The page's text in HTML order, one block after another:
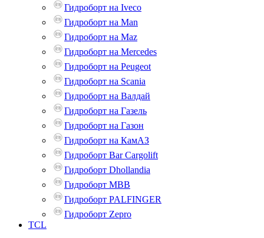
Гидроборт на Iveco
Гидроборт на Man
Гидроборт на Maz
Гидроборт на Mercedes
Гидроборт на Peugeot
Гидроборт на Scania
Гидроборт на Валдай
Гидроборт на Газель
Гидроборт на Газон
Гидроборт на КамАЗ
Гидроборт Bar Cargolift
Гидроборт Dhollandia
Гидроборт MBB
Гидроборт PALFINGER
Гидроборт Zepro
TCL